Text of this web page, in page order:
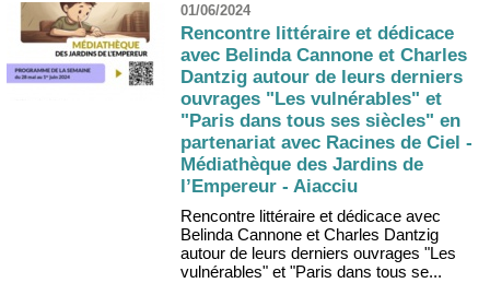
01/06/2024
Rencontre littéraire et dédicace
avec Belinda Cannone et Charles
Dantzig autour de leurs derniers
ouvrages "Les vulnérables" et
"Paris dans tous ses siècles" en
partenariat avec Racines de Ciel -
Médiathèque des Jardins de
l’Empereur - Aiacciu
Rencontre littéraire et dédicace avec
Belinda Cannone et Charles Dantzig
autour de leurs derniers ouvrages "Les
vulnérables" et "Paris dans tous se...